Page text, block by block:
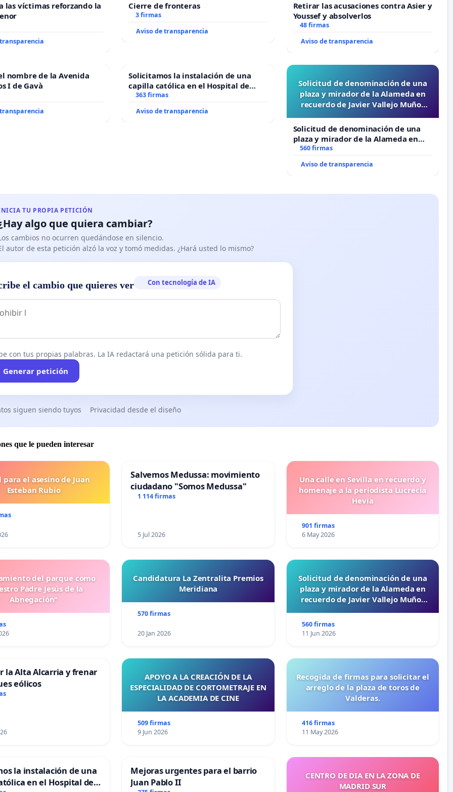
las víctimas reforzando la
Cierre de fronteras
3 firmas
Aviso de transparencia
Retirar las acusaciones contra Asier y
Youssef y absolverlos
48 firmas
Aviso de transparencia
nombre de la Avenida
I de Gavà
Solicitamos la instalación de una
capilla católica en el Hospital de
Alcañiz
363 firmas
Aviso de transparencia
Solicitud de denominación de una
plaza y mirador de la Alameda en
recuerdo de Javier Vallejo Muñoz
Solicitud de denominación de una
plaza y mirador de la Alameda en
recuerdo de Javier Vallejo Muñoz
“Mazinger”
560 firmas
Aviso de transparencia
TU PROPIA PETICIÓN
algo que quiera cambiar?
cambios no ocurren quedándose en silencio.
autor de esta petición alzó la voz y tomó medidas. ¿Hará usted lo mismo?
el cambio que quieres ver Con tecnología de IA
con tus propias palabras. La IA redactará una petición sólida para ti.
Generar petición
siguen siendo tuyos Privacidad desde el diseño
que le pueden interesar
para el asesino de Juan
Esteban Rubio
Salvemos Medussa: movimiento
ciudadano "Somos Medussa"
1 114 firmas
5 Jul 2026
Una calle en Sevilla en recuerdo y
homenaje a la periodista Lucrecia
Hevia
901 firmas
6 May 2026
del parque como
Padre Jesús de la
Abnegación"
Candidatura La Zentralita Premios
Meridiana
570 firmas
20 Jan 2026
Solicitud de denominación de una
plaza y mirador de la Alameda en
recuerdo de Javier Vallejo Muñoz
560 firmas
11 Jun 2026
la Alta Alcarria y frenar
eólicos
APOYO A LA CREACIÓN DE LA
ESPECIALIDAD DE CORTOMETRAJE EN
LA ACADEMIA DE CINE
509 firmas
9 Jun 2026
Recogida de firmas para solicitar el
arreglo de la plaza de toros de
Valderas.
416 firmas
11 May 2026
la instalación de una
en el Hospital de
Mejoras urgentes para el barrio
Juan Pablo II
CENTRO DE DIA EN LA ZONA DE
MADRID SUR